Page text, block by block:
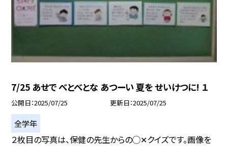
7/25 あせで べとべとな あつーい 夏を せいけつに! １
公開日 2025/07/25 更新日 2025/07/25
全学年
２枚目の写真は、保健の先生からの◯✕クイズです。画像を